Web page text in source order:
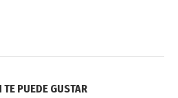
TE PUEDE GUSTAR